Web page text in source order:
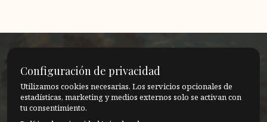
"No puedo saber cuándo moriré. Sé que moriré,
pero el momento en que ocurre es infinito. En
Configuración de privacidad
Utilizamos cookies necesarias. Los servicios opcionales de
estadísticas, marketing y medios externos solo se activan con
tu consentimiento.